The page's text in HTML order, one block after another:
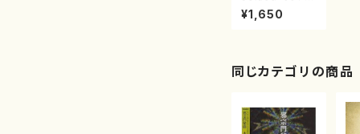
葉を用いない詩
（寺内大輔/寺内
¥1,650
同じカテゴリの商品